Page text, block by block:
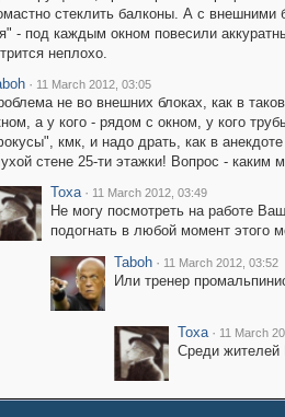
стеклить балконы. А с
- под каждым окном повесили
неплохо.
· 11 March 2012, 03:05
не во внешних блоках, как в
а у кого - рядом с окном, у кого
кмк, и надо драть, как в
стене 25-ти этажки! Вопрос - каким
Toxa · 11 March 2012, 03:49
Не могу посмотреть на работе
подогнать в любой момент этого
Taboh · 11 March 2012, 03:52
Или тренер
Toxa · 11 March
Среди жителей